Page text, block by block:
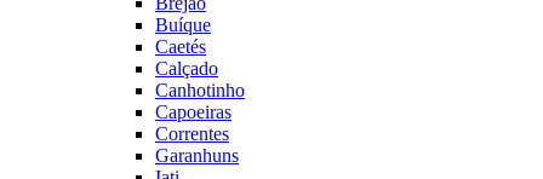
Buíque
Caetés
Calçado
Canhotinho
Capoeiras
Correntes
Garanhuns